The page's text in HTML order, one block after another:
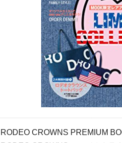
RODEO CROWNS PREMIUM